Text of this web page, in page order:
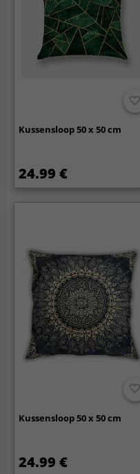
Kussensloop 50 x 50 cm
24.99 €
Kussensloop 50 x 50 cm
24.99 €